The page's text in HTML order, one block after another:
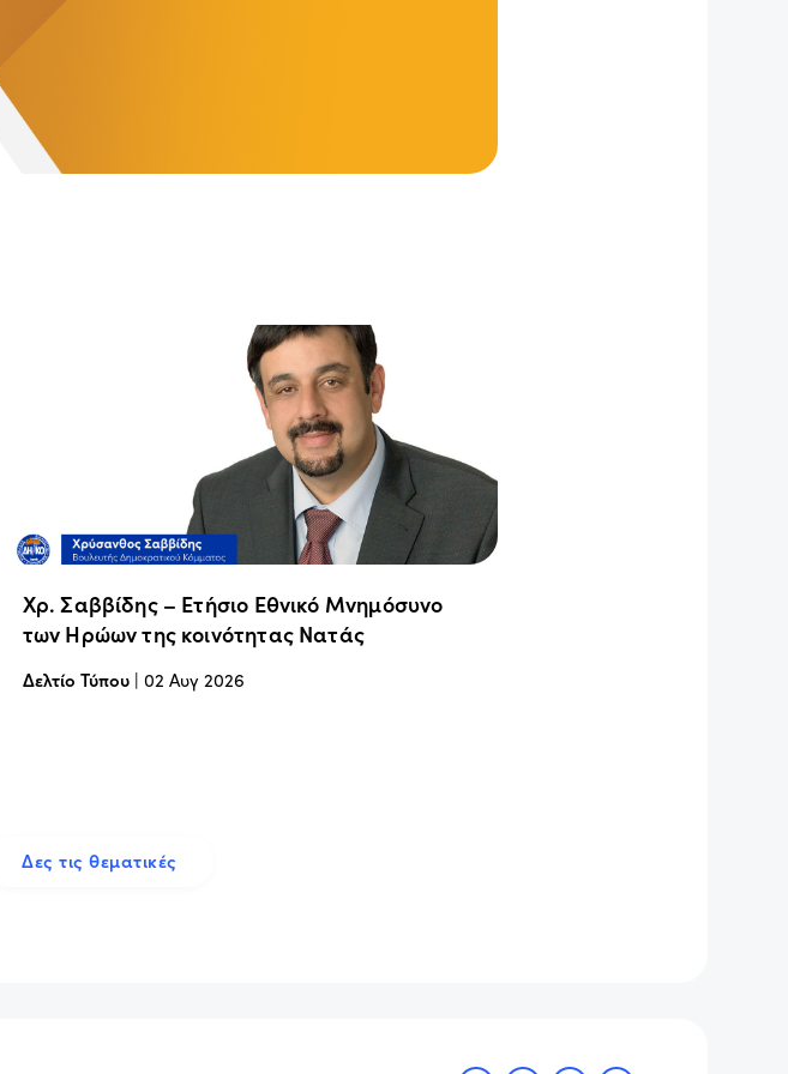
Χρ. Σαββίδης – Ετήσιο Εθνικό Μνημόσυνο
των Ηρώων της κοινότητας Νατάς
Δελτίο Τύπου| 02 Αυγ 2026
Δες τις θεματικές